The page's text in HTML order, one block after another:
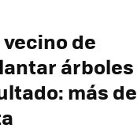
de
árboles
más de